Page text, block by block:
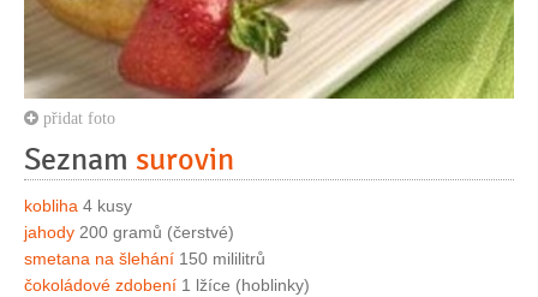
přidat foto
Seznam surovin
kobliha 4 kusy
jahody 200 gramů (čerstvé)
smetana na šlehání 150 mililitrů
čokoládové zdobení 1 lžíce (hoblinky)